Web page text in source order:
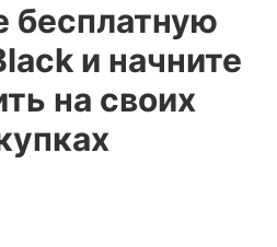
бесплатную
и начните
на своих